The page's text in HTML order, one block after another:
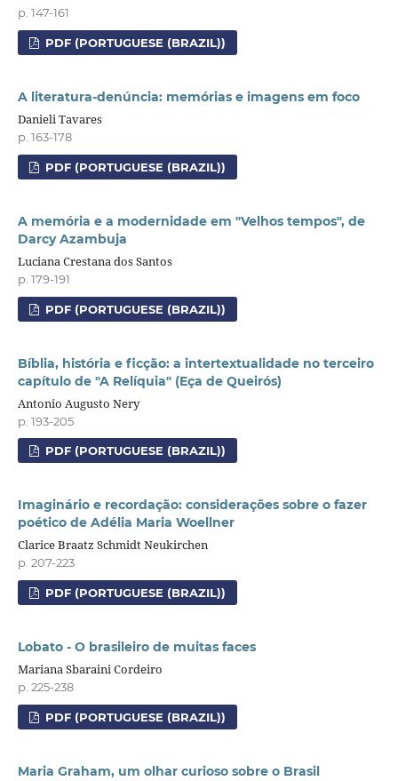
p. 147-161
PDF (PORTUGUESE (BRAZIL))
A literatura-denúncia: memórias e imagens em foco
Danieli Tavares
p. 163-178
PDF (PORTUGUESE (BRAZIL))
A memória e a modernidade em "Velhos tempos", de
Darcy Azambuja
Luciana Crestana dos Santos
p. 179-191
PDF (PORTUGUESE (BRAZIL))
Bíblia, história e ficção: a intertextualidade no terceiro
capítulo de "A Relíquia" (Eça de Queirós)
Antonio Augusto Nery
p. 193-205
PDF (PORTUGUESE (BRAZIL))
Imaginário e recordação: considerações sobre o fazer
poético de Adélia Maria Woellner
Clarice Braatz Schmidt Neukirchen
p. 207-223
PDF (PORTUGUESE (BRAZIL))
Lobato - O brasileiro de muitas faces
Mariana Sbaraini Cordeiro
p. 225-238
PDF (PORTUGUESE (BRAZIL))
Maria Graham, um olhar curioso sobre o Brasil